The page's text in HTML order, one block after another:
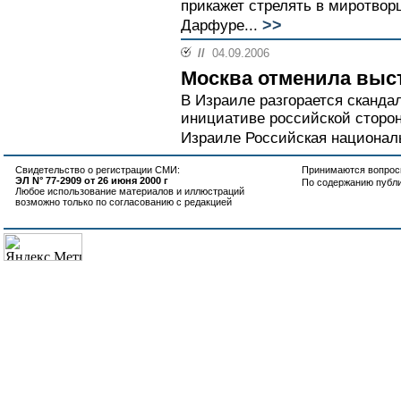
прикажет стрелять в
Дарфуре... >>
// 04.09.2006
Москва отменила
В Израиле разгорается
инициативе российской
Израиле Российская
Свидетельство о регистрации СМИ:
ЭЛ N° 77-2909 от 26 июня 2000 г
Любое использование материалов и иллюстраций
возможно только по согласованию с редакцией
Принимаются
По содержанию